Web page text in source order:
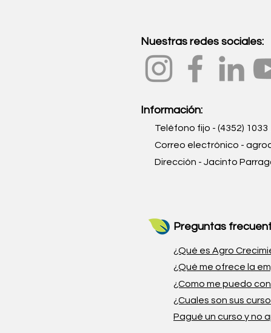
Nuestras redes sociales:
Información:
Teléfono fijo - (4352)
Correo electrónico -
Dirección - Jacinto
Preguntas
¿Qué es Agro
¿Qué me ofrece la
¿Como me puedo
¿Cuales son sus
Pagué un curso y no